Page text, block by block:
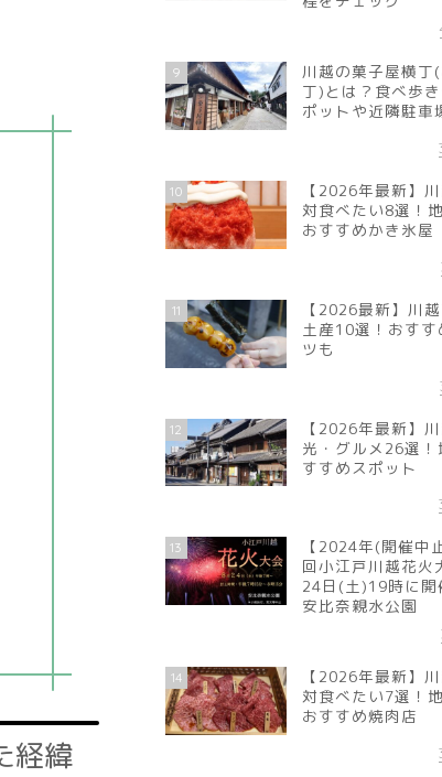
経緯
9
川越の菓子屋横丁
丁)とは？食べ歩
ポットや近隣駐車
10
【2026年最新】
対食べたい8選！
おすすめかき氷屋
11
【2026最新】川
土産10選！おすす
ツも
12
【2026年最新】
光・グルメ26選！
すすめスポット
13
【2024年(開催中
回小江戸川越花火
24日(土)19時に開
安比奈親水公園
14
【2026年最新】
対食べたい7選！
おすすめ焼肉店